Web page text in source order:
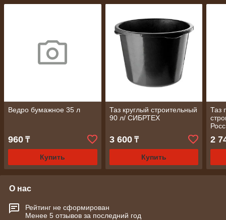
Ведро бумажное 35 л
960 ₸
Купить
Таз круглый строительный
90 л/ СИБРТЕХ
3 600₸
Купить
Таз
2
О нас
Рейтинг не сформирован
Менее 5 отзывов за последний год